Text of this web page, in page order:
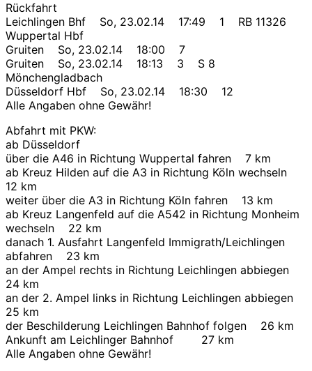
Rückfahrt
Leichlingen Bhf So, 23.02.14 17:49 1 RB 11326
Wuppertal Hbf
Gruiten So, 23.02.14 18:00 7
Gruiten So, 23.02.14 18:13 3 S 8
Mönchengladbach
Düsseldorf Hbf So, 23.02.14 18:30 12
Alle Angaben ohne Gewähr!
Abfahrt mit PKW:
ab Düsseldorf
über die A46 in Richtung Wuppertal fahren 7 km
ab Kreuz Hilden auf die A3 in Richtung Köln wechseln
12 km
weiter über die A3 in Richtung Köln fahren 13 km
ab Kreuz Langenfeld auf die A542 in Richtung Monheim
wechseln 22 km
danach 1. Ausfahrt Langenfeld Immigrath/Leichlingen
abfahren 23 km
an der Ampel rechts in Richtung Leichlingen abbiegen
24 km
an der 2. Ampel links in Richtung Leichlingen abbiegen
25 km
der Beschilderung Leichlingen Bahnhof folgen 26 km
Ankunft am Leichlinger Bahnhof 27 km
Alle Angaben ohne Gewähr!